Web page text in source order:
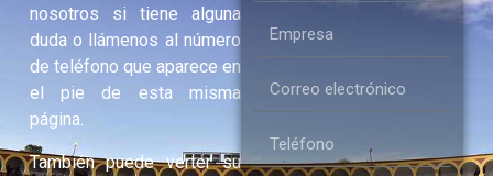
nosotros si tiene alguna
duda o llámenos al número
de teléfono que aparece en
el pie de esta misma
página.
También puede verter su